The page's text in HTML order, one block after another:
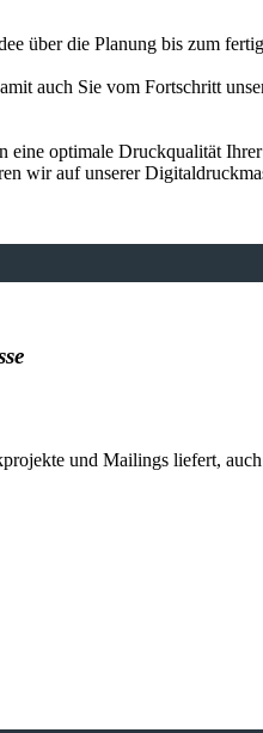
über die Planung bis zum
auch Sie vom Fortschritt
eine optimale Druckqualität
wir auf unserer
und Mailings liefert,